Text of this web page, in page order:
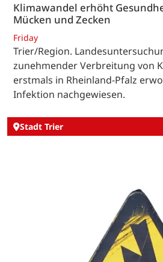
Klimawandel erhöht
Mücken und Zecken
Friday
Trier/Region.
zunehmender Verbreitung von
erstmals in Rheinland-Pfalz
Infektion nachgewiesen.
Stadt Trier